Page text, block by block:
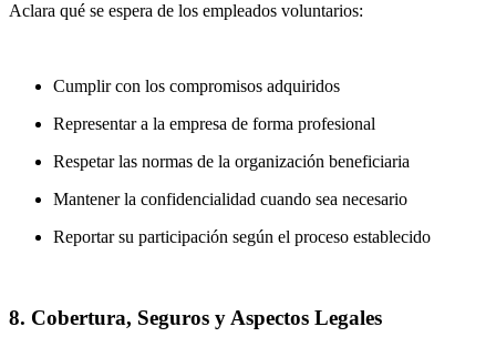
Aclara qué se espera de los empleados voluntarios:
Cumplir con los compromisos adquiridos
Representar a la empresa de forma profesional
Respetar las normas de la organización beneficiaria
Mantener la confidencialidad cuando sea necesario
Reportar su participación según el proceso establecido
8. Cobertura, Seguros y Aspectos Legales